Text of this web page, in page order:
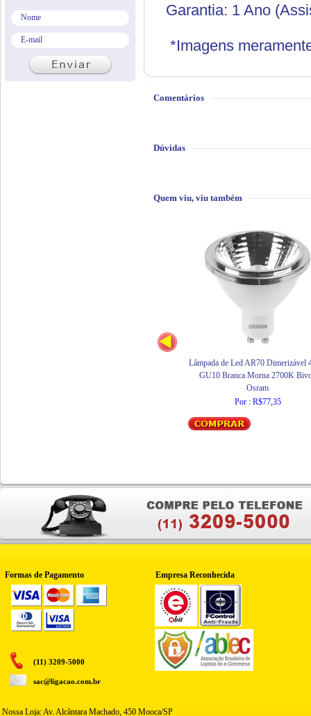
Garantia: 1 Ano
*Imagens
Comentários
Dúvidas
Quem viu, viu também
Lâmpada de Led AR70 Dimerizável
GU10 Branca Morna 2700K
Osram
Por : R$77,35
Formas de Pagamento Empresa Reconhecida
(11) 3209-5000
sac@ligacao.com.br
Nossa Loja: Av. Alcântara Machado, 450 Mooca/SP